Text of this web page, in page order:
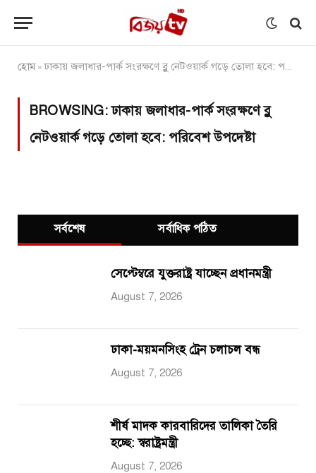
হোম»ঢাকায় জলাধার-পার্ক সংরক্ষণে ব্লু নেটওয়ার্ক গড়ে তোলা হবে: পরিবেশ উপদেষ্টা
BROWSING:ঢাকায় জলাধার-পার্ক সংরক্ষণে ব্লু
নেটওয়ার্ক গড়ে তোলা হবে: পরিবেশ উপদেষ্টা
সর্বশেষ সর্বাধিক পঠিত
সেপ্টেম্বরে যুক্তরাষ্ট্র যাচ্ছেন প্রধানমন্ত্রী
August 7, 2026
ঢাকা-ময়মনসিংহ ট্রেন চলাচল বন্ধ
August 7, 2026
শীর্ষ মাদক কারবারিদের তালিকা তৈরি
হচ্ছে: স্বরাষ্ট্রমন্ত্রী
August 7, 2026